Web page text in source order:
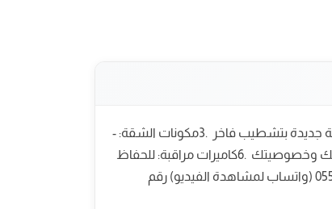
شقة فاخرة للإيجار في جدة - حي البوادي ‎تفاصيل الشقة: ‎1. ‎موقع متميز: قريب من جميع الخدمات ‎2. ‎تشطيب سوبر لوكس: شقة جديدة بتشطيب فاخر ‎3. ‎مكونات الشقة: -
‎غرفة - ‎مطبخ راكب - ‎دورة مياه - ‎مكيفات راكبة - ‎شاشة ‎4. ‎شامل الماء والكهرباء: لا داعي للقلق بشأن الفواتير ‎5. ‎مصعدين : لراحتك وخصوصيتك ‎6. ‎كاميرات مراقبة: للحفاظ
على الأمن والسلامة ‎7. ‎خدمات في العمارة: جميع الخدمات متوفرة في نفس العمارة ‎ ‎* ‎المطلوب: 2500 ريال ‎للتواصل: 0554322675 (واتساب لمشاهدة الفيديو) ‎رقم